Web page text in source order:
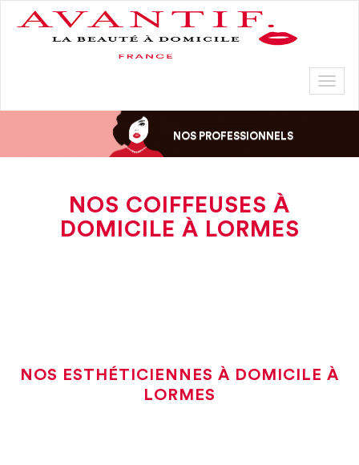
NOS PROFESSIONNELS
NOS COIFFEUSES À
DOMICILE À LORMES
NOS ESTHÉTICIENNES À DOMICILE À
LORMES